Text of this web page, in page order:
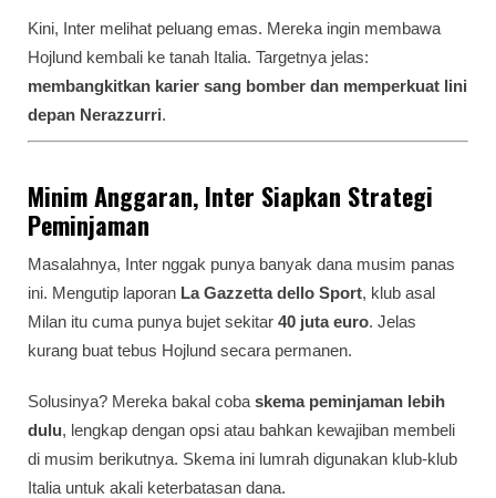
Kini, Inter melihat peluang emas. Mereka ingin membawa
Hojlund kembali ke tanah Italia. Targetnya jelas:
membangkitkan karier sang bomber dan memperkuat lini
depan Nerazzurri.
Minim Anggaran, Inter Siapkan Strategi
Peminjaman
Masalahnya, Inter nggak punya banyak dana musim panas
ini. Mengutip laporan La Gazzetta dello Sport, klub asal
Milan itu cuma punya bujet sekitar 40 juta euro. Jelas
kurang buat tebus Hojlund secara permanen.
Solusinya? Mereka bakal coba skema peminjaman lebih
dulu, lengkap dengan opsi atau bahkan kewajiban membeli
di musim berikutnya. Skema ini lumrah digunakan klub-klub
Italia untuk akali keterbatasan dana.